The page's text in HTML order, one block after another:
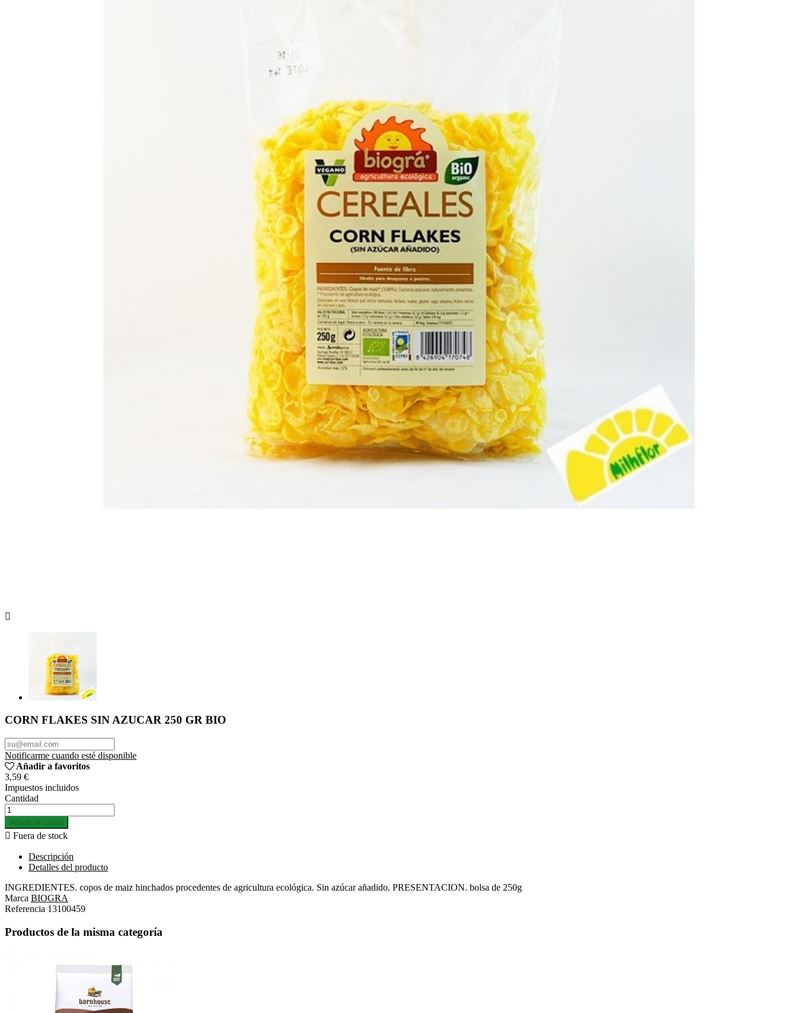

CORN FLAKES SIN AZUCAR 250 GR BIO
Notificarme cuando esté disponible
Añadir a favoritos
3,59 €
Impuestos incluidos
Cantidad
Añadir al carrito
 Fuera de stock
Descripción
Detalles del producto
INGREDIENTES. copos de maiz hinchados procedentes de agricultura ecológica. Sin azúcar añadido. PRESENTACION. bolsa de 250g
Marca BIOGRA
Referencia 13100459
Productos de la misma categoría